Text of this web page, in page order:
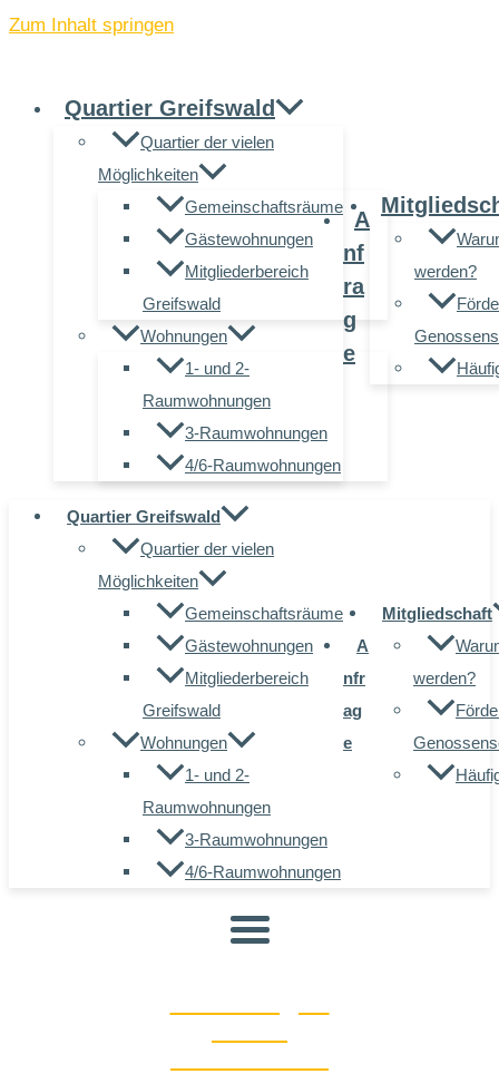
Zum Inhalt springen
Quartier Greifswald
Quartier der vielen
Möglichkeiten
Gemeinschaftsräume
Gästewohnungen
Mitgliederbereich
Greifswald
Wohnungen
1- und 2-
Raumwohnungen
3-Raumwohnungen
4/6-Raumwohnungen
A
nf
ra
g
e
werden?
Quartier Greifswald
Quartier der vielen
Möglichkeiten
Gemeinschaftsräume
Gästewohnungen
Mitgliederbereich
Greifswald
Wohnungen
1- und 2-
Raumwohnungen
3-Raumwohnungen
4/6-Raumwohnungen
A
nfr
ag
e
Mitgliedschaft
werden?